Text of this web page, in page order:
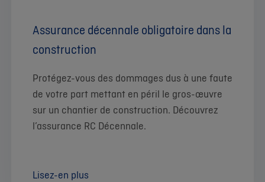
Assurance décennale obligatoire dans la
construction
Protégez-vous des dommages dus à une faute
de votre part mettant en péril le gros-œuvre
sur un chantier de construction. Découvrez
l’assurance RC Décennale.
Lisez-en plus